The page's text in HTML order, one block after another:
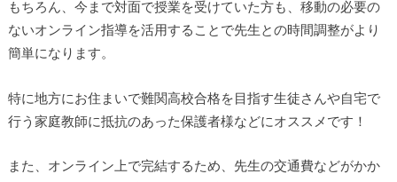
もちろん、今まで対面で授業を受けていた方も、移動の必要の
ないオンライン指導を活用することで先生との時間調整がより
簡単になります。
特に地方にお住まいで難関高校合格を目指す生徒さんや自宅で
行う家庭教師に抵抗のあった保護者様などにオススメです！
また、オンライン上で完結するため、先生の交通費などがかか